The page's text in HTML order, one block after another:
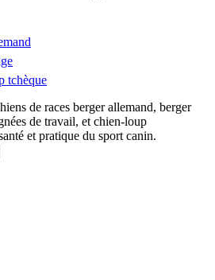
tchèque
de races berger allemand, berger
de travail, et chien-loup
et pratique du sport canin.